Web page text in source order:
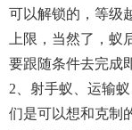
可以解锁的，等级
上限，当然了，
要跟随条件去完成
2、射手蚁、运输
们是可以想和克制